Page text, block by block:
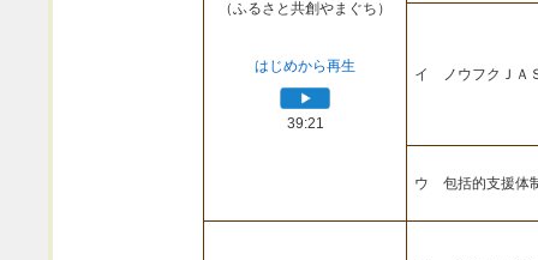
（ふるさと共創やまぐち）
はじめから再生
39:21
イ ノウフクＪＡ
ウ 包括的支援体